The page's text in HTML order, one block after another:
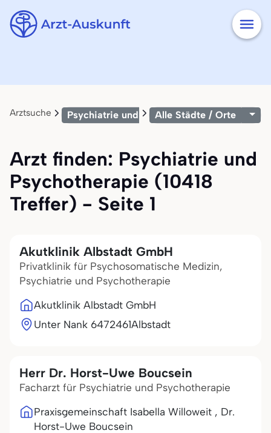
Arztsuche Psychiatrie und Psychotherapie
Alle Städte / Orte
Arzt finden: Psychiatrie und
Psychotherapie (10418
Treffer) - Seite 1
Akutklinik Albstadt GmbH
Privatklinik für Psychosomatische Medizin,
Psychiatrie und Psychotherapie
Akutklinik Albstadt GmbH
Unter Nank 6472461Albstadt
Herr Dr. Horst-Uwe Boucsein
Facharzt für Psychiatrie und Psychotherapie
Praxisgemeinschaft Isabella Willoweit , Dr.
Horst-Uwe Boucsein